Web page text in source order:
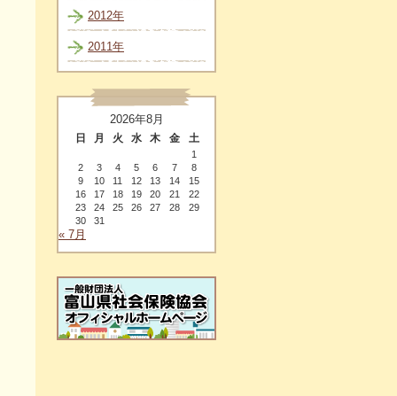
2012年
2011年
2026年8月
日 月 火 水 木 金 土
1
2
3 4 5 6 7
8
9
10 11 12 13 14
15
16
17 18 19 20 21
22
23
24 25 26 27 28
29
30
31
« 7月